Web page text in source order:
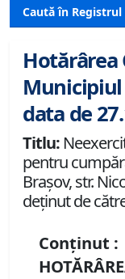
Caută în
Hotărârea
Municipiul
data de
Titlu:
pentru
Braşov, str.
deţinut de
Conținut :